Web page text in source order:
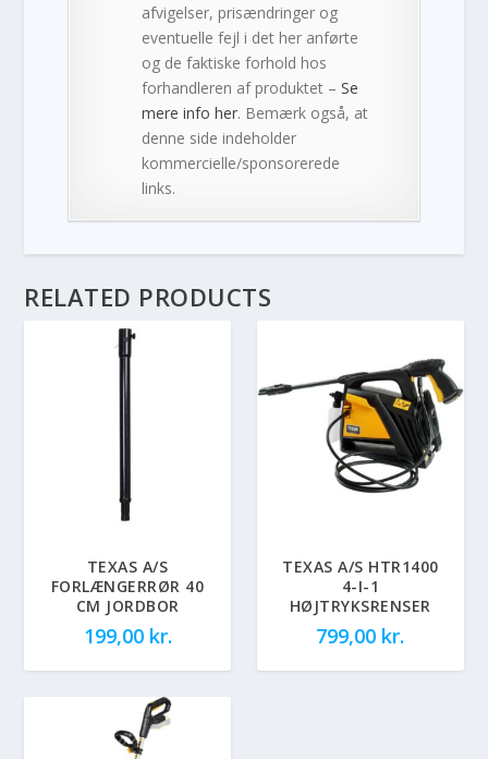
afvigelser, prisændringer og
eventuelle fejl i det her anførte
og de faktiske forhold hos
forhandleren af produktet –Se
mere info her. Bemærk også, at
denne side indeholder
kommercielle/sponsorerede
links.
RELATED PRODUCTS
TEXAS A/S
FORLÆNGERRØR 40
CM JORDBOR
199,00 kr.
TEXAS A/S HTR1400
4-I-1
HØJTRYKSRENSER
799,00 kr.